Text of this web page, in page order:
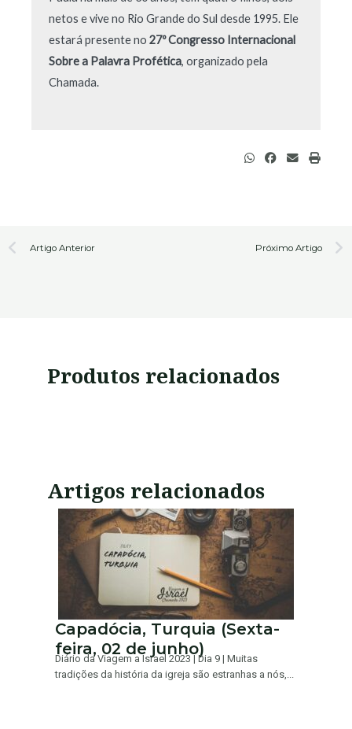
netos e vive no Rio Grande do Sul desde 1995. Ele
estará presente no 27º Congresso Internacional
Sobre a Palavra Profética, organizado pela
Chamada.
Prev
Artigo Anterior Próximo Artigo
Produtos relacionados
Artigos relacionados
Capadócia, Turquia (Sexta-
feira, 02 de junho)
Diário da Viagem a Israel 2023 | Dia 9 | Muitas
tradições da história da igreja são estranhas a nós,...